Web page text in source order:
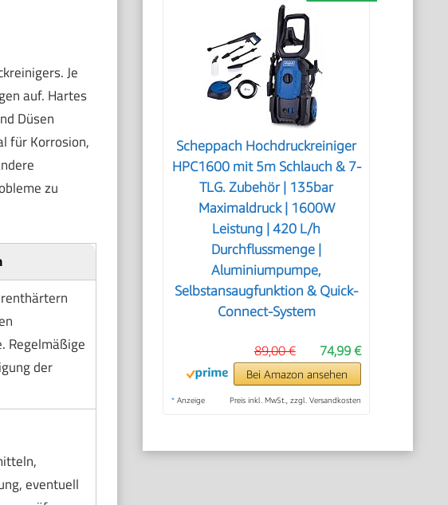
Je
auf. Hartes
Düsen
für Korrosion,
zu
Regelmäßige
der
eventuell
Scheppach Hochdruckreiniger
HPC1600 mit 5m Schlauch & 7-
TLG. Zubehör | 135bar
Maximaldruck | 1600W
Leistung | 420 L/h
Durchflussmenge |
Aluminiumpumpe,
Selbstansaugfunktion & Quick-
Connect-System
74,99 €
89,00 €
Bei Amazon ansehen
* Anzeige Preis inkl. MwSt., zzgl. Versandkosten